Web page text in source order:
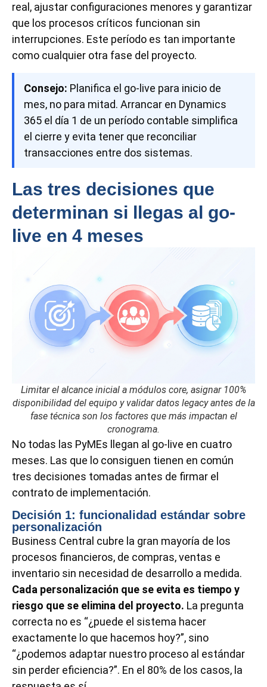
real, ajustar configuraciones menores y garantizar
que los procesos críticos funcionan sin
interrupciones. Este período es tan importante
como cualquier otra fase del proyecto.
Consejo: Planifica el go-live para inicio de
mes, no para mitad. Arrancar en Dynamics
365 el día 1 de un período contable simplifica
el cierre y evita tener que reconciliar
transacciones entre dos sistemas.
Las tres decisiones que
determinan si llegas al go-
live en 4 meses
Limitar el alcance inicial a módulos core, asignar 100%
disponibilidad del equipo y validar datos legacy antes de la
fase técnica son los factores que más impactan el
cronograma.
No todas las PyMEs llegan al go-live en cuatro
meses. Las que lo consiguen tienen en común
tres decisiones tomadas antes de firmar el
contrato de implementación.
Decisión 1: funcionalidad estándar sobre
personalización
Business Central cubre la gran mayoría de los
procesos financieros, de compras, ventas e
inventario sin necesidad de desarrollo a medida.
Cada personalización que se evita es tiempo y
riesgo que se elimina del proyecto. La pregunta
correcta no es “¿puede el sistema hacer
exactamente lo que hacemos hoy?”, sino
“¿podemos adaptar nuestro proceso al estándar
sin perder eficiencia?”. En el 80% de los casos, la